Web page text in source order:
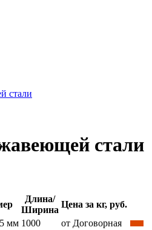
стали
стали
Длина/
Ширина
Цена за кг, руб.
мм 1000 от Договорная